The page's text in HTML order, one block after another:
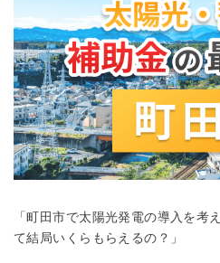
「町田市で太陽光発電の導入を考
て結局いくらもらえるの？」